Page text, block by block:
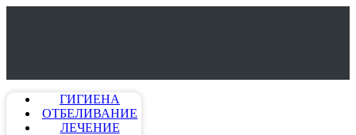
ГИГИЕНА
ОТБЕЛИВАНИЕ
ЛЕЧЕНИЕ